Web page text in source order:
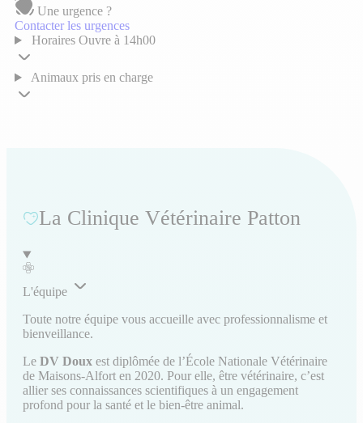
Une urgence ?
Contacter les urgences
Horaires Ouvre à 14h00
Animaux pris en charge
La Clinique Vétérinaire Patton
L'équipe
Toute notre équipe vous accueille avec professionnalisme et
bienveillance.
Le DV Doux est diplômée de l’École Nationale Vétérinaire
de Maisons-Alfort en 2020. Pour elle, être vétérinaire, c’est
allier ses connaissances scientifiques à un engagement
profond pour la santé et le bien-être animal.